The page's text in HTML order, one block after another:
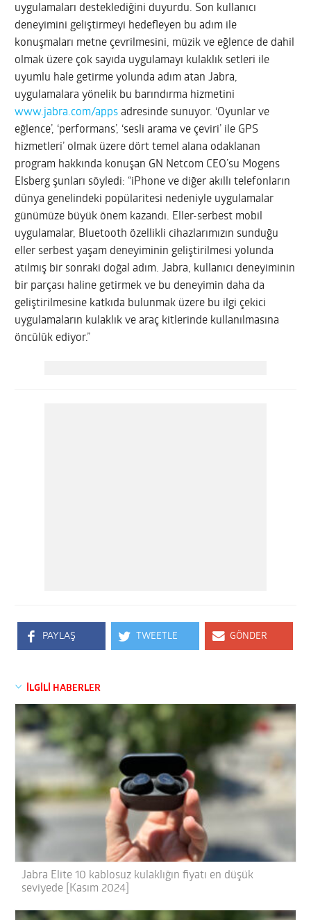
uygulamaları desteklediğini duyurdu. Son kullanıcı
deneyimini geliştirmeyi hedefleyen bu adım ile
konuşmaları metne çevrilmesini, müzik ve eğlence de dahil
olmak üzere çok sayıda uygulamayı kulaklık setleri ile
uyumlu hale getirme yolunda adım atan Jabra,
uygulamalara yönelik bu barındırma hizmetini
www.jabra.com/apps adresinde sunuyor. ‘Oyunlar ve
eğlence’, ‘performans’, ‘sesli arama ve çeviri’ ile GPS
hizmetleri’ olmak üzere dört temel alana odaklanan
program hakkında konuşan GN Netcom CEO’su Mogens
Elsberg şunları söyledi: “iPhone ve diğer akıllı telefonların
dünya genelindeki popülaritesi nedeniyle uygulamalar
günümüze büyük önem kazandı. Eller-serbest mobil
uygulamalar, Bluetooth özellikli cihazlarımızın sunduğu
eller serbest yaşam deneyiminin geliştirilmesi yolunda
atılmış bir sonraki doğal adım. Jabra, kullanıcı deneyiminin
bir parçası haline getirmek ve bu deneyimin daha da
geliştirilmesine katkıda bulunmak üzere bu ilgi çekici
uygulamaların kulaklık ve araç kitlerinde kullanılmasına
öncülük ediyor.”
PAYLAŞ TWEETLE GÖNDER
İLGİLİ HABERLER
Jabra Elite 10 kablosuz kulaklığın fiyatı en düşük
seviyede [Kasım 2024]